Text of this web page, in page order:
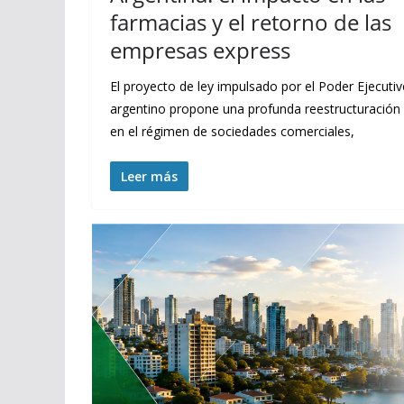
farmacias y el retorno de las
empresas express
El proyecto de ley impulsado por el Poder
argentino propone una profunda reestructuración
en el régimen de sociedades comerciales,
Leer más